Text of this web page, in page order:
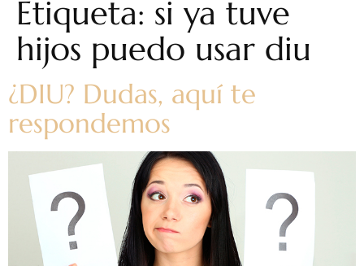
Etiqueta: si ya tuve
hijos puedo usar diu
¿DIU? Dudas, aquí te
respondemos